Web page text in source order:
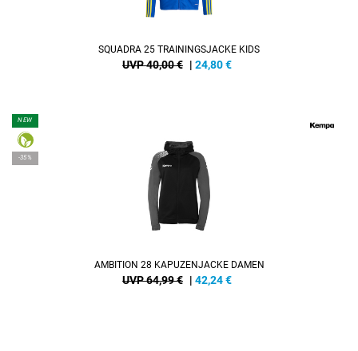
SQUADRA 25 TRAININGSJACKE KIDS
UVP 40,00 € | 24,80€
NEW
-35%
AMBITION 28 KAPUZENJACKE DAMEN
UVP 64,99 € | 42,24€